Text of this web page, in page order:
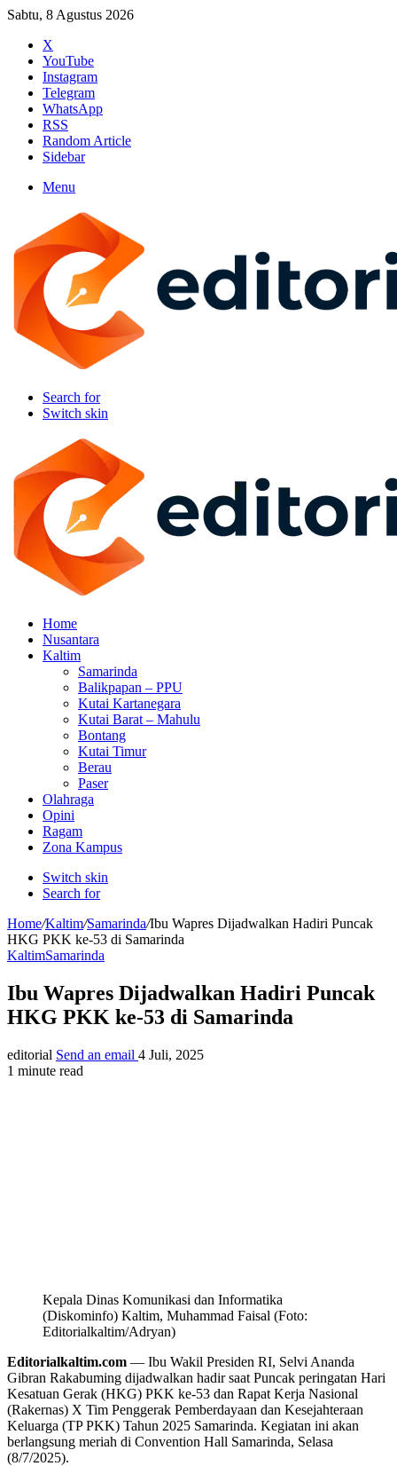
Sabtu, 8 Agustus 2026
X
YouTube
Instagram
Telegram
WhatsApp
RSS
Random Article
Sidebar
Menu
Search for
Switch skin
Home
Nusantara
Kaltim
Samarinda
Balikpapan – PPU
Kutai Kartanegara
Kutai Barat – Mahulu
Bontang
Kutai Timur
Berau
Paser
Olahraga
Opini
Ragam
Zona Kampus
Switch skin
Search for
Home/Kaltim/Samarinda/Ibu Wapres Dijadwalkan Hadiri Puncak
HKG PKK ke-53 di Samarinda
KaltimSamarinda
Ibu Wapres Dijadwalkan Hadiri Puncak
HKG PKK ke-53 di Samarinda
editorial Send an email 4 Juli, 2025
1 minute read
Kepala Dinas Komunikasi dan Informatika
(Diskominfo) Kaltim, Muhammad Faisal (Foto:
Editorialkaltim/Adryan)
Editorialkaltim.com — Ibu Wakil Presiden RI, Selvi Ananda
Gibran Rakabuming dijadwalkan hadir saat Puncak peringatan Hari
Kesatuan Gerak (HKG) PKK ke-53 dan Rapat Kerja Nasional
(Rakernas) X Tim Penggerak Pemberdayaan dan Kesejahteraan
Keluarga (TP PKK) Tahun 2025 Samarinda. Kegiatan ini akan
berlangsung meriah di Convention Hall Samarinda, Selasa
(8/7/2025).